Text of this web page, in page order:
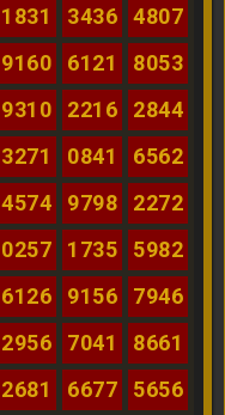
1831 3436
4807
9160 6121
8053
9310 2216
2844
3271 0841
6562
4574 9798
2272
0257 1735
5982
6126 9156
7946
2956 7041
8661
2681 6677
5656